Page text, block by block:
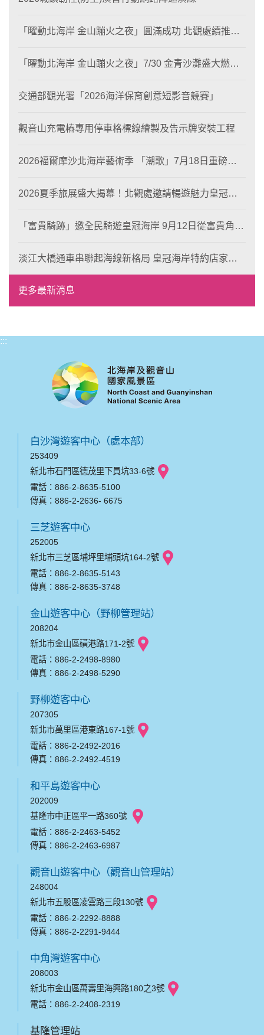
「曜動北海岸 金山蹦火之夜」圓滿成功 北觀處續推照
「曜動北海岸 金山蹦火之夜」7/30 金青沙灘盛大燃
交通部觀光署「2026海洋保育創意短影音競賽」
觀音山充電樁專用停車格標線繪製及告示牌安裝工程
2026福爾摩沙北海岸藝術季 「潮歌」7月18日重磅登
2026夏季旅展盛大揭幕！北觀處邀請暢遊魅力皇冠海
「富貴騎跡」邀全民騎遊皇冠海岸 9月12日從富貴角出
淡江大橋通車串聯起海線新格局 皇冠海岸特約店家、
風格形塑即日起開放報名
更多最新消息
:::
白沙灣遊客中心（處本部）
253409
新北市石門區德茂里下員坑33-6號
電話：886-2-8635-5100
傳真：886-2-2636- 6675
三芝遊客中心
252005
新北市三芝區埔坪里埔頭坑164-2號
電話：886-2-8635-5143
傳真：886-2-8635-3748
金山遊客中心（野柳管理站）
208204
新北市金山區磺港路171-2號
電話：886-2-2498-8980
傳真：886-2-2498-5290
野柳遊客中心
207305
新北市萬里區港東路167-1號
電話：886-2-2492-2016
傳真：886-2-2492-4519
和平島遊客中心
202009
基隆市中正區平一路360號
電話：886-2-2463-5452
傳真：886-2-2463-6987
觀音山遊客中心（觀音山管理站）
248004
新北市五股區凌雲路三段130號
電話：886-2-2292-8888
傳真：886-2-2291-9444
中角灣遊客中心
208003
新北市金山區萬壽里海興路180之3號
電話：886-2-2408-2319
基隆管理站